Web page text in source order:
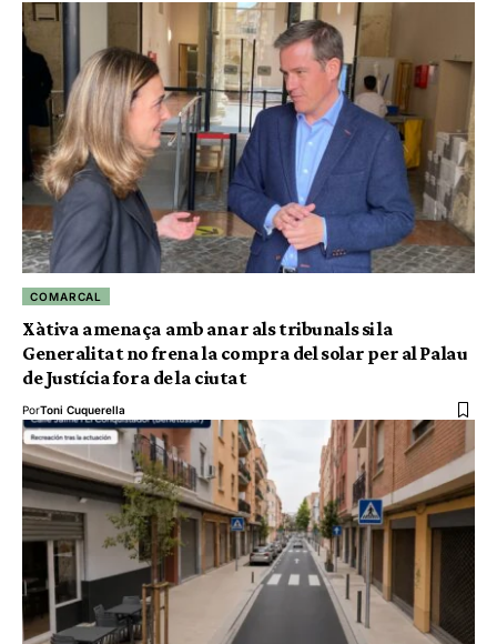
COMARCAL
Xàtiva amenaça amb anar als tribunals si la
Generalitat no frena la compra del solar per al Palau
de Justícia fora de la ciutat
PorToni Cuquerella